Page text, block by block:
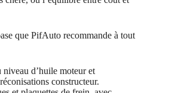
que PifAuto recommande à tout
d’huile moteur et
constructeur.